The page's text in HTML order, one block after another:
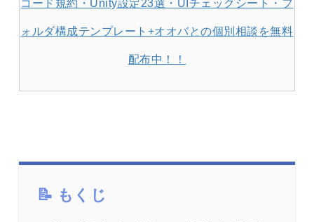
コード規約・Unity設定23選・UIチェックシート・フ
ォルダ構成テンプレート+オオバとの個別相談を無料
配布中！！
もくじ